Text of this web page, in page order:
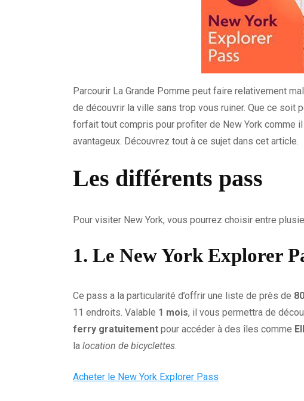
Parcourir La Grande Pomme peut faire relativement
de découvrir la ville sans trop vous ruiner. Que ce soit
forfait tout compris pour profiter de New York comme
avantageux. Découvrez tout à ce sujet dans cet article.
Les différents pass
Pour visiter New York, vous pourrez choisir entre
1. Le New York Explorer
Ce pass a la particularité d’offrir une liste de près de
11 endroits. Valable 1 mois, il vous permettra de
ferry gratuitement pour accéder à des îles comme
la location de bicyclettes
Acheter le New York Explorer Pass